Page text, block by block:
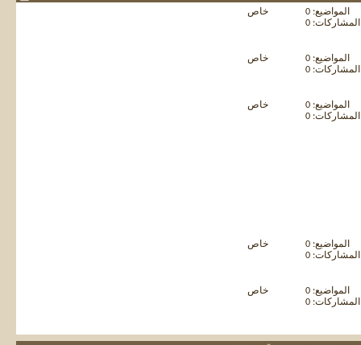
المواضيع: 0
المشاركات: 0
خاص
المواضيع: 0
المشاركات: 0
خاص
المواضيع: 0
المشاركات: 0
خاص
المواضيع: 0
المشاركات: 0
خاص
المواضيع: 0
المشاركات: 0
خاص